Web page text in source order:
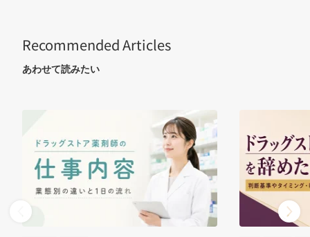
Recommended Articles
あわせて読みたい